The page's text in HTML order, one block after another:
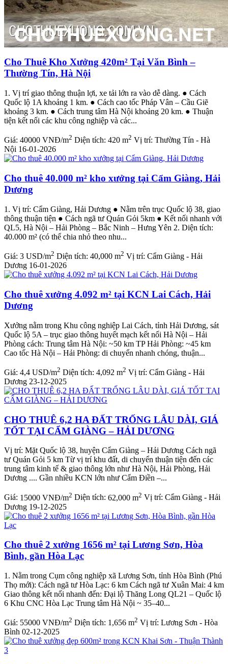
Cho Thuê Kho Xưởng 420m² Tại Văn Bình –
Thường Tín, Hà Nội
1. Vị trí giao thông thuận lợi, xe tải lớn ra vào dễ dàng. ● Cách
Quốc lộ 1A khoảng 1 km. ● Cách cao tốc Pháp Vân – Cầu Giẽ
khoảng 3 km. ● Cách trung tâm Hà Nội khoảng 20 km. ● Thuận
tiện kết nối các khu công nghiệp và các...
Giá: 40000 VNĐ/m2 Diện tích: 420 m2 Vị trí: Thường Tín - Hà
Nội 16-01-2026
Cho thuê 40.000 m² kho xưởng tại Cẩm Giàng, Hải
Dương
1. Vị trí: Cẩm Giàng, Hải Dương ● Nằm trên trục Quốc lộ 38, giao
thông thuận tiện ● Cách ngã tư Quán Gỏi 5km ● Kết nối nhanh với
QL5, Hà Nội – Hải Phòng – Bắc Ninh – Hưng Yên 2. Diện tích:
40.000 m² (có thể chia nhỏ theo nhu...
Giá: 3 USD/m2 Diện tích: 40,000 m2 Vị trí: Cẩm Giàng - Hải
Dương 16-01-2026
Cho thuê xưởng 4.092 m² tại KCN Lai Cách, Hải
Dương
Xưởng nằm trong Khu công nghiệp Lai Cách, tỉnh Hải Dương, sát
Quốc lộ 5A – trục giao thông huyết mạch kết nối Hà Nội – Hải
Phòng cách: Trung tâm Hà Nội: ~50 km TP Hải Phòng: ~45 km
Cao tốc Hà Nội – Hải Phòng: di chuyển nhanh chóng, thuận...
Giá: 4,4 USD/m2 Diện tích: 4,092 m2 Vị trí: Cẩm Giàng - Hải
Dương 23-12-2025
CHO THUÊ 6,2 HA ĐẤT TRỐNG LÂU DÀI, GIÁ
TỐT TẠI CẨM GIÀNG – HẢI DƯƠNG
Vị trí: Mặt Quốc lộ 38, huyện Cẩm Giàng – Hải Dương Cách ngã
tư Quán Gỏi 5 km Từ vị trí khu đất, di chuyển thuận tiện đến các
trung tâm kinh tế & giao thông lớn như Hà Nội, Hải Phòng, Hải
Dương .... Gần nhiều KCN lớn như Cẩm Điền –...
Giá: 15000 VNĐ/m2 Diện tích: 62,000 m2 Vị trí: Cẩm Giàng - Hải
Dương 19-12-2025
Cho thuê 2 xưởng 1656 m² tại Lương Sơn, Hòa
Bình, gần Hòa Lạc
1. Nằm trong Cụm công nghiệp xã Lương Sơn, tỉnh Hòa Bình (Phú
Thọ mới): Cách ngã tư Hòa Lạc: 6 km Cách ngã tư Xuân Mai: 4 km
Giao thông kết nối nhanh đến: Đại lộ Thăng Long QL21 – Quốc lộ
6 Khu CNC Hòa Lạc Trung tâm Hà Nội ~ 35–40...
Giá: 55000 VNĐ/m2 Diện tích: 1,656 m2 Vị trí: Lương Sơn - Hòa
Bình 02-12-2025